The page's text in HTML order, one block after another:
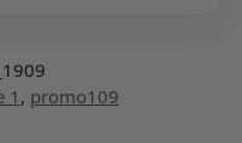
1 , promo109